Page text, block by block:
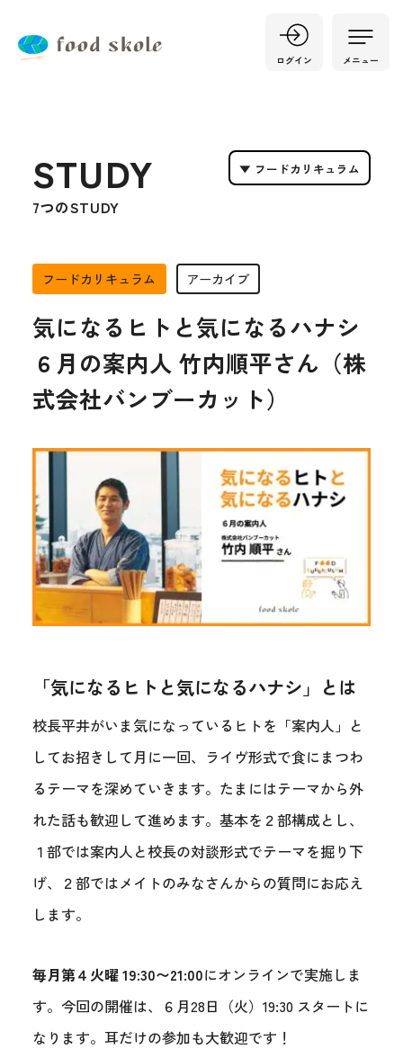
ログイン メニュー
STUDY
7つのSTUDY
フードカリキュラム アーカイブ
気になるヒトと気になるハナシ
６月の案内人 竹内順平さん（株
式会社バンブーカット）
「気になるヒトと気になるハナシ」とは
校長平井がいま気になっているヒトを「案内人」と
してお招きして月に一回、ライヴ形式で食にまつわ
るテーマを深めていきます。たまにはテーマから外
れた話も歓迎して進めます。基本を２部構成とし、
１部では案内人と校長の対談形式でテーマを掘り下
げ、２部ではメイトのみなさんからの質問にお応え
します。
毎月第４火曜 19:30〜21:00にオンラインで実施しま
す。今回の開催は、６月28日（火）19:30 スタートに
なります。耳だけの参加も大歓迎です！